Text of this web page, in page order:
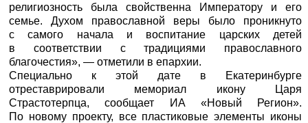
религиозность была свойственна Императору и его
семье. Духом православной веры было проникнуто
с самого начала и воспитание царских детей
в соответствии с традициями православного
благочестия», — отметили в епархии.
Специально к этой дате в Екатеринбурге
отреставрировали мемориал икону Царя
Страстотерпца, сообщает ИА «Новый Регион».
По новому проекту, все пластиковые элементы иконы